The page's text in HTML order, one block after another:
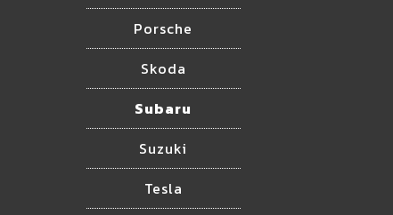
Porsche
Skoda
Subaru
Suzuki
Tesla